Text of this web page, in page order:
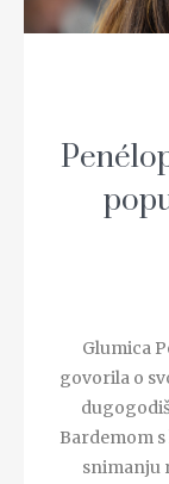
Glumica
govorila o
Bardemom
snimanju